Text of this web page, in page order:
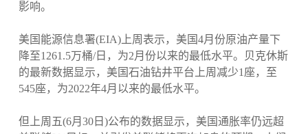
影响。
美国能源信息署(EIA)上周表示，美国4月份原油产量下
降至1261.5万桶/日，为2月份以来的最低水平。贝克休斯
的最新数据显示，美国石油钻井平台上周减少1座，至
545座，为2022年4月以来的最低水平。
但上周五(6月30日)公布的数据显示，美国通胀率仍远超